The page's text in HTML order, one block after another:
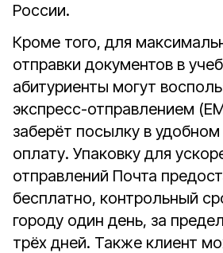
России.
Кроме того, для
отправки документов в
абитуриенты могут
экспресс-отправлением
заберёт посылку в
оплату. Упаковку для
отправлений Почта
бесплатно, контрольный
городу один день, за
трёх дней. Также клиент